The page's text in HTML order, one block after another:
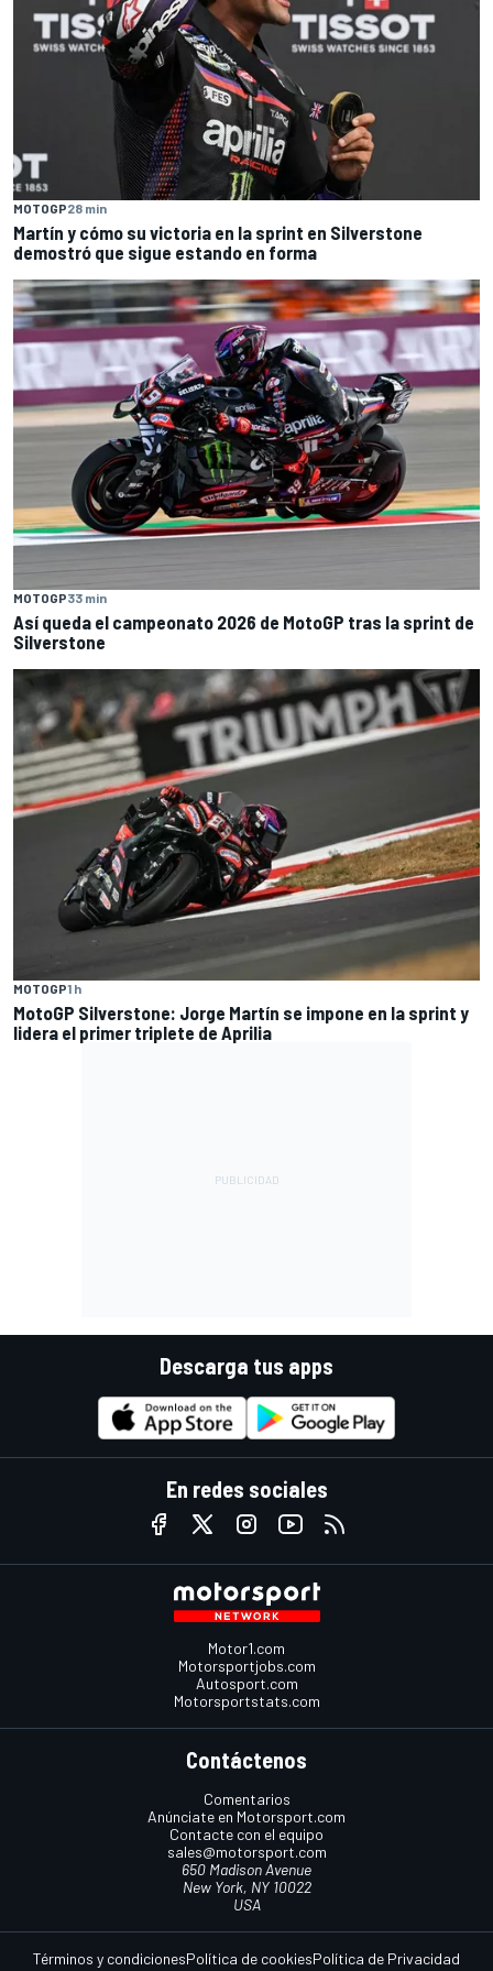
MOTOGP28 min
Martín y cómo su victoria en la sprint en Silverstone
demostró que sigue estando en forma
MOTOGP33 min
Así queda el campeonato 2026 de MotoGP tras la sprint de
Silverstone
MOTOGP1 h
MotoGP Silverstone: Jorge Martín se impone en la sprint y
lidera el primer triplete de Aprilia
Descarga tus apps
En redes sociales
Motor1.com
Motorsportjobs.com
Autosport.com
Motorsportstats.com
Contáctenos
Comentarios
Anúnciate en Motorsport.com
Contacte con el equipo
sales@motorsport.com
650 Madison Avenue
New York, NY 10022
USA
Términos y condicionesPolítica de cookiesPolítica de Privacidad